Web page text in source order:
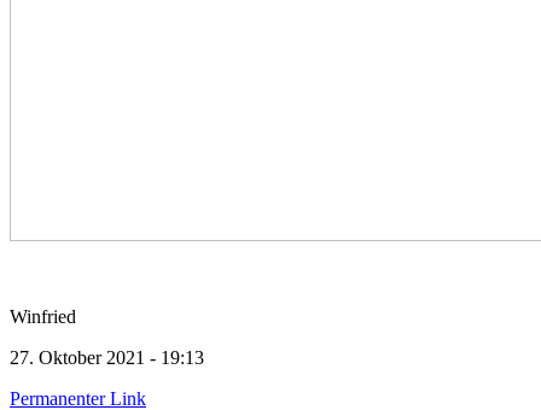
Winfried
27. Oktober 2021 - 19:13
Permanenter Link